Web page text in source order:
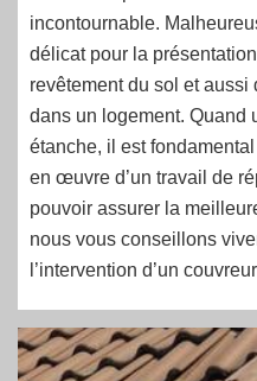
incontournable.
délicat pour la
revêtement du sol et
dans un logement. Quand
étanche, il est
en œuvre d’un travail de
pouvoir assurer la
nous vous conseillons
l’intervention d’un